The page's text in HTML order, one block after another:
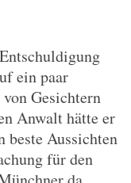
ein paar
Gesichtern
Anwalt hätte er
beste Aussichten
für den